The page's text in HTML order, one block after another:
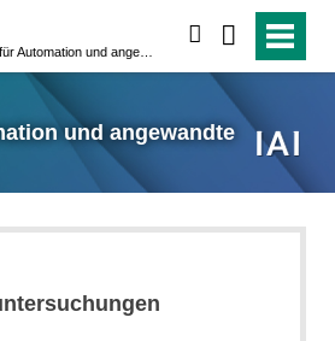
und angewandte